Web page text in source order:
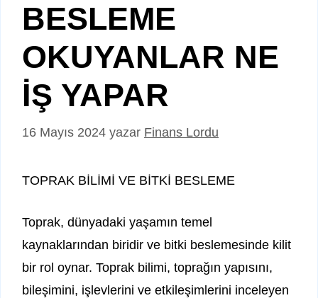
BESLEME
OKUYANLAR NE
İŞ YAPAR
16 Mayıs 2024 yazar Finans Lordu
TOPRAK BİLİMİ VE BİTKİ BESLEME
Toprak, dünyadaki yaşamın temel
kaynaklarından biridir ve bitki beslemesinde kilit
bir rol oynar. Toprak bilimi, toprağın yapısını,
bileşimini, işlevlerini ve etkileşimlerini inceleyen